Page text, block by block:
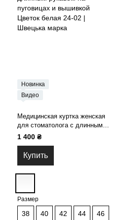
Новинка
Видео
Медицинская куртка женская
для стоматолога с длинным
рукавом на пуговицах и
1 400 ₴
Купить
Размер
38 40 42 44 46